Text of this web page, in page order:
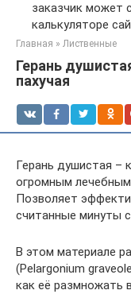
заказчик может
калькуляторе
Главная » Лиственные
Герань
пахучая
Герань душистая –
огромным
Позволяет
считанные минуты
В этом материале
(Pelargonium
как её размножать